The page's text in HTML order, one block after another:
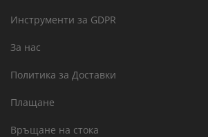
Инструменти за GDPR
За нас
Политика за Доставки
Плащане
Връщане на стока